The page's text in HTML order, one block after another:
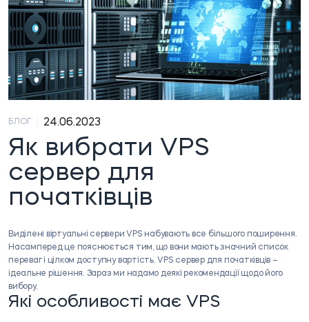
БЛОГ 24.06.2023
Як вибрати VPS
сервер для
початківців
Виділені віртуальні сервери VPS набувають все більшого поширення.
Насамперед це пояснюється тим, що вони мають значний список
переваг і цілком доступну вартість. VPS сервер для початківців –
ідеальне рішення. Зараз ми надамо деякі рекомендації щодо його
вибору.
Які особливості має VPS